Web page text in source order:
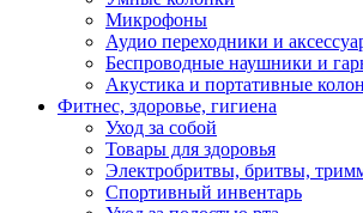
Микрофоны
Аудио переходники и
Беспроводные наушники и
Акустика и портативные
Фитнес, здоровье, гигиена
Уход за собой
Товары для здоровья
Электробритвы, бритвы,
Спортивный инвентарь